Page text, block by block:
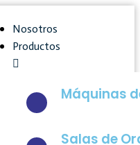
Nosotros
Productos
Máquinas
Salas de